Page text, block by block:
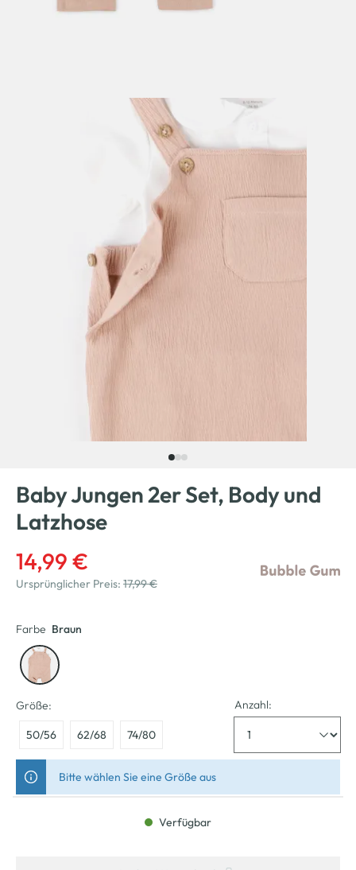
Baby Jungen 2er Set, Body und
Latzhose
14,99 €
Ursprünglicher Preis: 17,99 €
Farbe Braun
Größe:
50/56 62/68 74/80
Anzahl:
Bitte wählen Sie eine Größe aus
Verfügbar